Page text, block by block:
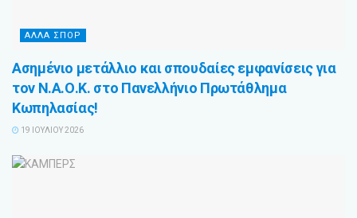
ΑΛΛΑ ΣΠΟΡ
Ασημένιο μετάλλιο και σπουδαίες εμφανίσεις για
τον Ν.Α.Ο.Κ. στο Πανελλήνιο Πρωτάθλημα
Κωπηλασίας!
19 ΙΟΥΛΊΟΥ 2026